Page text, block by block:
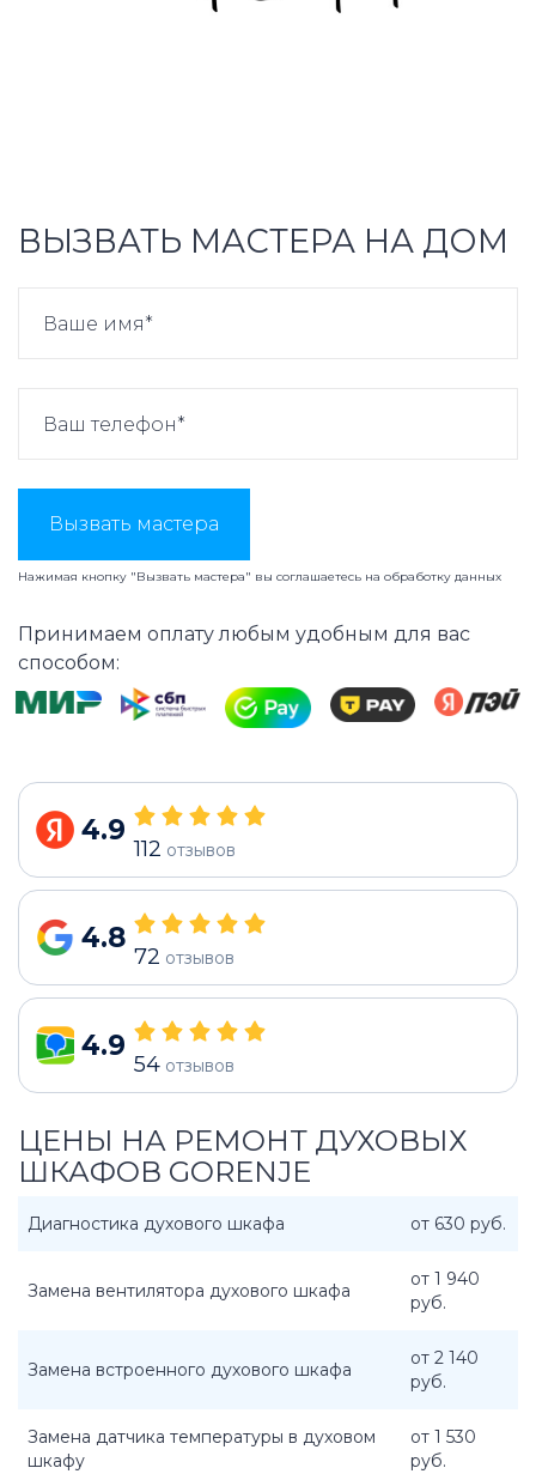
ВЫЗВАТЬ МАСТЕРА НА ДОМ
Вызвать мастера
Нажимая кнопку "Вызвать мастера" вы соглашаетесь на обработку данных
Принимаем оплату любым удобным для вас
способом:
4.9
112 отзывов
4.8
72 отзывов
4.9
54 отзывов
ЦЕНЫ НА РЕМОНТ ДУХОВЫХ
ШКАФОВ GORENJE
Диагностика духового шкафа от 630 руб.
Замена вентилятора духового шкафа
от 1 940
руб.
Замена встроенного духового шкафа
от 2 140
руб.
Замена датчика температуры в духовом
шкафу
от 1 530
руб.